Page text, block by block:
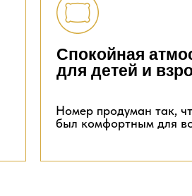
Спокойная
для детей и
Номер продуман так,
был комфортным для